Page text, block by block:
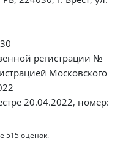
регистрации №
Московского
20.04.2022, номер:
515оценок.